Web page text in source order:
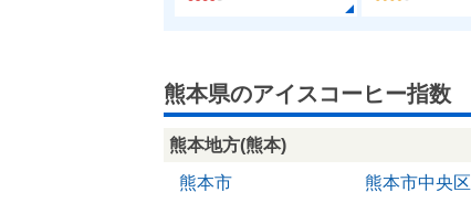
熊本県のアイスコーヒー指数
熊本地方(熊本)
熊本市
熊本市中央区